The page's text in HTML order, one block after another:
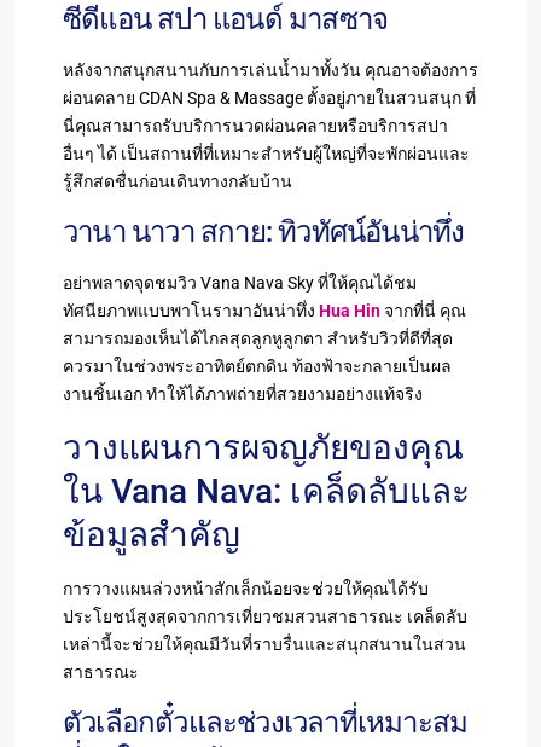
ซีดีแอน สปา แอนด์ มาสซาจ
หลังจากสนุกสนานกับการเล่นน้ำมาทั้งวัน คุณอาจต้องการ
ผ่อนคลาย CDAN Spa & Massage ตั้งอยู่ภายในสวนสนุก ที่
นี่คุณสามารถรับบริการนวดผ่อนคลายหรือบริการสปา
อื่นๆ ได้ เป็นสถานที่ที่เหมาะสำหรับผู้ใหญ่ที่จะพักผ่อนและ
รู้สึกสดชื่นก่อนเดินทางกลับบ้าน
วานา นาวา สกาย: ทิวทัศน์อันน่าทึ่ง
อย่าพลาดจุดชมวิว Vana Nava Sky ที่ให้คุณได้ชม
ทัศนียภาพแบบพาโนรามาอันน่าทึ่ง Hua Hinจากที่นี่ คุณ
สามารถมองเห็นได้ไกลสุดลูกหูลูกตา สำหรับวิวที่ดีที่สุด
ควรมาในช่วงพระอาทิตย์ตกดิน ท้องฟ้าจะกลายเป็นผล
งานชิ้นเอก ทำให้ได้ภาพถ่ายที่สวยงามอย่างแท้จริง
วางแผนการผจญภัยของคุณ
ใน Vana Nava: เคล็ดลับและ
ข้อมูลสำคัญ
การวางแผนล่วงหน้าสักเล็กน้อยจะช่วยให้คุณได้รับ
ประโยชน์สูงสุดจากการเที่ยวชมสวนสาธารณะ เคล็ดลับ
เหล่านี้จะช่วยให้คุณมีวันที่ราบรื่นและสนุกสนานในสวน
สาธารณะ
ตัวเลือกตั๋วและช่วงเวลาที่เหมาะสม